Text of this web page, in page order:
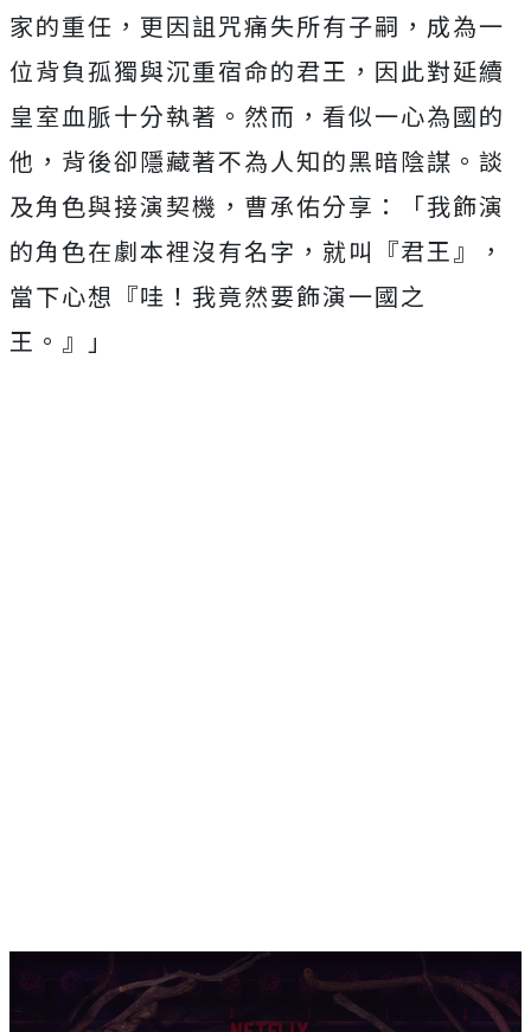
家的重任，更因詛咒痛失所有子嗣， 成為一
位背負孤獨與沉重宿命的君王， 因此對延續
皇室血脈十分執著。然而，看似一心為國的
他， 背後卻隱藏著不為人知的黑暗陰謀。談
及角色與接演契機， 曹承佑分享：「我飾演
的角色在劇本裡沒有名字，就叫『君王』，
當下心想『哇！我竟然要飾演一國之
王。』」